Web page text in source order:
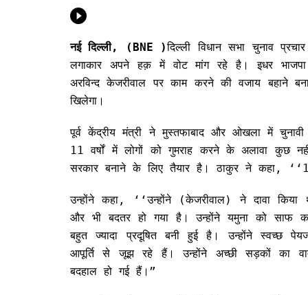
नई दिल्ली, (BNE )दिल्ली विधान सभा चुनाव
लगाकार अपने हक़ में वोट मांग रहे है। इधर
अरविन्द केजरीवाल पर काम करने की वजाय बहाने
खिलेगा।
पूर्व केंद्रीय मंत्री ने मुस्तफाबाद और ओखला में
11 वर्षों में लोगों को गुमराह करने के अलावा कुछ
सरकार बनाने के लिए तैयार है। ठाकुर ने कहा,
उन्होंने कहा, ‘‘उन्होंने (केजरीवाल) ने दावा
और भी बदतर हो गया है। उन्होंने यमुना को
बहुत ज्यादा प्रदूषित बनी हुई है। उन्होंने स्वच्छ
आपूर्ति से जूझ रहे हैं। उन्होंने अच्छी सड़कों का
बदहाल हो गई हैं।”